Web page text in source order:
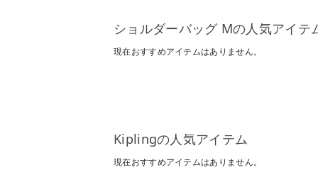
ショルダーバッグ Mの人気アイテ
現在おすすめアイテムはありません。
Kiplingの人気アイテム
現在おすすめアイテムはありません。